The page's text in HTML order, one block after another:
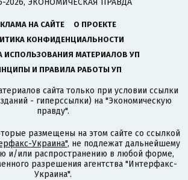
НА САЙТЕ
О ПРОЕКТЕ
КОНФИДЕНЦИАЛЬНОСТИ
ИСПОЛЬЗОВАНИЯ МАТЕРИАЛОВ УП
И ПРАВИЛА РАБОТЫ УП
сайта только при условии ссылки
- гиперссылки) на "Экономическую
правду".
размещены на этом сайте со ссылкой
Украина", не подлежат дальнейшему
и/или распространению в любой форме,
разрешения агентства "Интерфакс-
Украина".